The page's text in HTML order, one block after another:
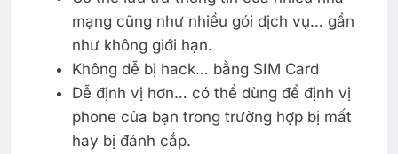
mạng cũng như nhiều gói dịch vụ… gần
như không giới hạn.
Không dễ bị hack… bằng SIM Card
Dễ định vị hơn… có thể dùng để định vị
phone của bạn trong trường hợp bị mất
hay bị đánh cắp.